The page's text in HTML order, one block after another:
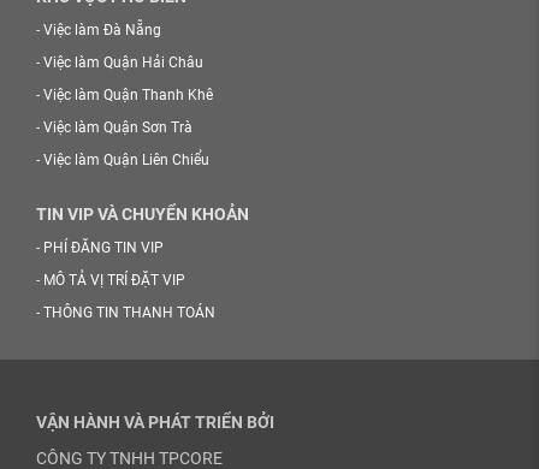
- Việc làm Đà Nẵng
- Việc làm Quận Hải Châu
- Việc làm Quận Thanh Khê
- Việc làm Quận Sơn Trà
- Việc làm Quận Liên Chiểu
TIN VIP VÀ CHUYỂN KHOẢN
- PHÍ ĐĂNG TIN VIP
- MÔ TẢ VỊ TRÍ ĐẶT VIP
- THÔNG TIN THANH TOÁN
VẬN HÀNH VÀ PHÁT TRIỂN BỞI
CÔNG TY TNHH TPCORE